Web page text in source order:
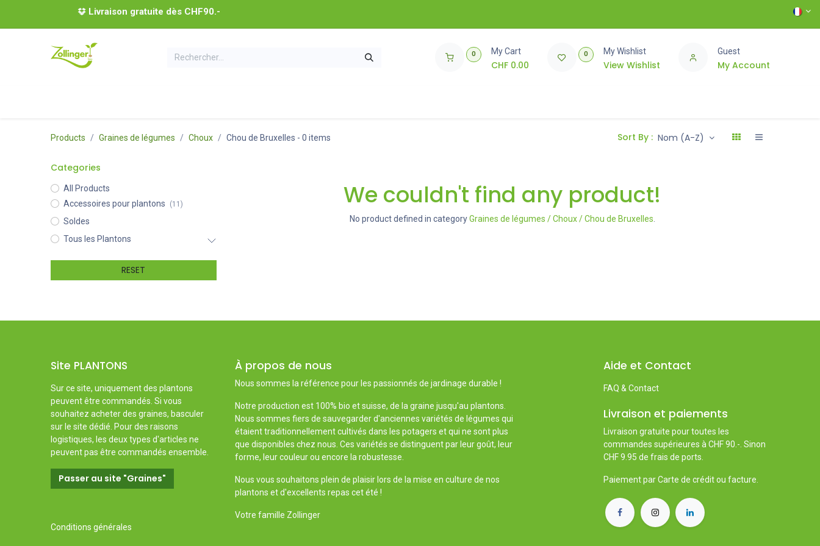
Se rendre au contenu
Livraison gratuite dès CHF90.-
0 My Cart
CHF 0.00
0 My Wishlist
View Wishlist
Guest
My Account
Products Graines de légumes Choux Chou de Bruxelles - 0 items Sort By : Nom (A-Z)
Categories
All Products
Accessoires pour plantons
(11)
Soldes
Tous les Plantons
RESET
We couldn't find any product!
No product defined in categoryGraines de légumes / Choux / Chou de Bruxelles
Site PLANTONS
Sur ce site, uniquement des plantons
peuvent être commandés. Si vous
souhaitez acheter des graines, basculer
sur le site dédié. Pour des raisons
logistiques, les deux types d'articles ne
peuvent pas être commandés ensemble.
Passer au site "Graines"
Conditions générales
À propos de nous
Nous sommes la référence pour les passionnés de jardinage durable !
Notre production est 100% bio et suisse, de la graine jusqu'au plantons.
Nous sommes fiers de sauvegarder d'anciennes variétés de légumes qui
étaient traditionnellement cultivés dans les potagers et qui ne sont plus
que disponibles chez nous. Ces variétés se distinguent par leur goût, leur
forme, leur couleur ou encore la robustesse.
Nous vous souhaitons plein de plaisir lors de la mise en culture de nos
plantons et d'excellents repas cet été !
Votre famille Zollinger
Aide et Contact
FAQ & Contact
Livraison et paiements
Livraison gratuite pour toutes les
commandes supérieures à CHF 90.-. Sinon
CHF 9.95 de frais de ports.
Paiement par Carte de crédit ou facture.